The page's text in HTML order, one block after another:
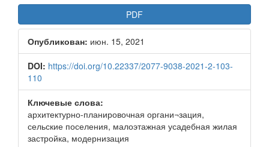
Боковая
панель
статьи
PDF
Опубликован: июн. 15, 2021
DOI: https://doi.org/10.22337/2077-9038-2021-2-103-
110
Ключевые слова:
архитектурно-планировочная органи¬зация,
сельские поселения, малоэтажная усадебная жилая
застройка, модернизация